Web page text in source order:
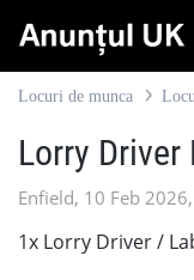
Locuri de munca
Lorry Driver
Enfield, 10 Feb
1x Lorry Driver /